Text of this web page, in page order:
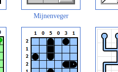
Mijnenveger